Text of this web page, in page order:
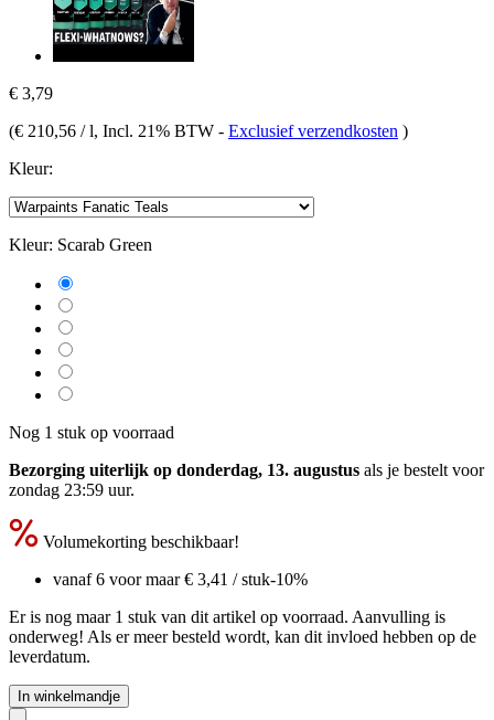
€ 3,79
(€ 210,56 / l, Incl. 21% BTW - Exclusief verzendkosten )
Kleur:
Kleur: Scarab Green
Nog 1 stuk op voorraad
Bezorging uiterlijk op donderdag, 13. augustus als je bestelt voor
zondag 23:59 uur.
Volumekorting beschikbaar!
vanaf 6 voor maar€ 3,41 / stuk-10%
Er is nog maar 1 stuk van dit artikel op voorraad. Aanvulling is
onderweg! Als er meer besteld wordt, kan dit invloed hebben op de
leverdatum.
In winkelmandje